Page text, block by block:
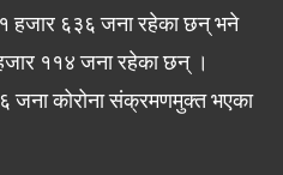
६३६ जना रहेका छन् भने
११४ जना रहेका छन् ।
जना कोरोना संक्रमणमुक्त भएका